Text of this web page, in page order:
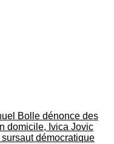
Bolle dénonce des
domicile, Ivica Jovic
démocratique